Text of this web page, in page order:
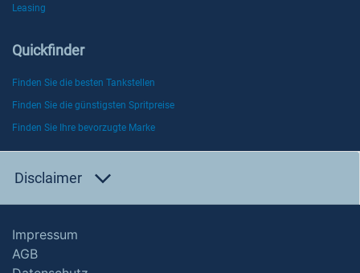
Leasing
Quickfinder
Finden Sie die besten Tankstellen
Finden Sie die günstigsten Spritpreise
Finden Sie Ihre bevorzugte Marke
Disclaimer
Impressum
AGB